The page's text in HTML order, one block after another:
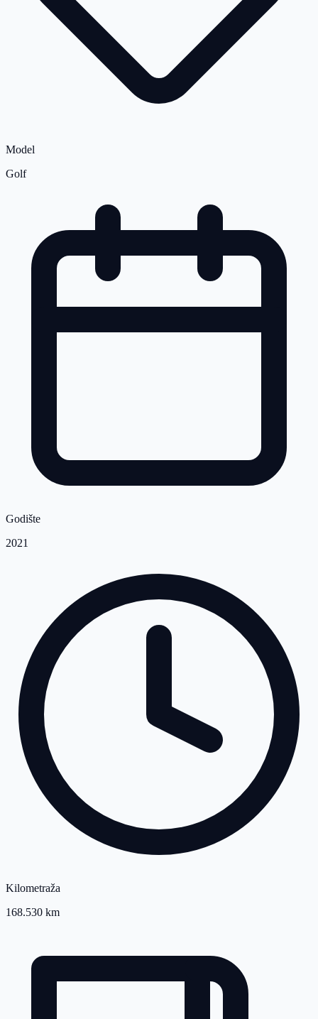
Model
Golf
Godište
2021
Kilometraža
168.530 km